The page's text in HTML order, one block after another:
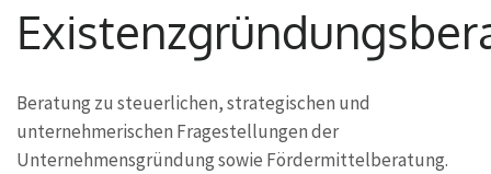
Beratung zu steuerlichen, strategischen und
unternehmerischen Fragestellungen der
Unternehmensgründung sowie Fördermittelberatung.